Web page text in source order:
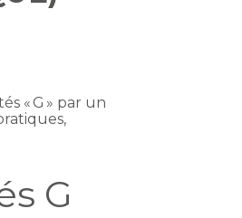
« G » par un
G